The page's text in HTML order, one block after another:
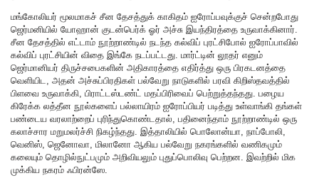
மங்கோலியர் மூலமாகச் சீன தேசத்துக் காகிதம் ஐரோப்பவுக்குச் சென்றபோது
ஜெர்மனியில் யோஹான் குடன்பெர்க் ஓர் அச்சு இயந்திரத்தை உருவாக்கினார்.
சீன தேசத்தில் எட்டாம் நூற்றாண்டில் நடந்த கல்விப் புரட்சிபோல் ஐரோப்பாவில்
கல்விப் புரட்சியின் விதை இங்கே நடப்பட்டது. மார்ட்டின் லூதர் எனும்
ஜெர்மானியர் திருச்சபைகளின் அதிகாரத்தை எதிர்த்து ஒரு பிரகடனத்தை
வெளியிட, அதன் அச்சுப்பிரதிகள் பல்வேறு நாடுகளில் பரவி கிறிஸ்தவத்தில்
பிளவை உருவாக்கி, பிராட்டஸ்டண்ட் மதப்பிரிவைப் பெற்றுத்தந்தது. பழைய
கிரேக்க லத்தீன நூல்களைப் பல்லாயிரம் ஐரோப்பியர் படித்து உள்வாங்கி தங்கள்
பண்டைய வரலாற்றைப் புரிந்துகொண்டதால், பதினைந்தாம் நூற்றாண்டில் ஒரு
கலாச்சார மறுமலர்ச்சி நிகழ்ந்தது. இத்தாலியில் பொலோன்யா, நாப்போலி,
வெனிஸ், ஜெனோவா, மிலானோ ஆகிய பல்வேறு நகரங்களில் வணிகமும்
கலையும் தொழில்நுட்பமும் அறிவியலும் புதுப்பொலிவு பெற்றன. இவற்றில் மிக
முக்கிய நகரம் ஃபிரன்ஸே.